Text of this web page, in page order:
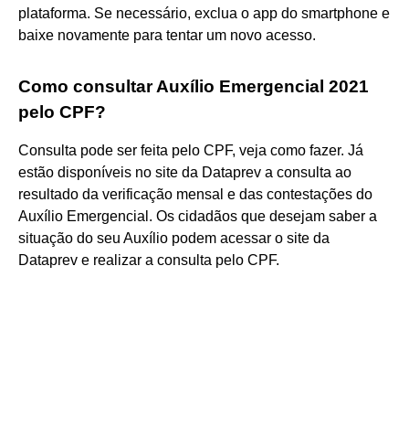
plataforma. Se necessário, exclua o app do smartphone e
baixe novamente para tentar um novo acesso.
Como consultar Auxílio Emergencial 2021
pelo CPF?
Consulta pode ser feita pelo CPF, veja como fazer. Já
estão disponíveis no site da Dataprev a consulta ao
resultado da verificação mensal e das contestações do
Auxílio Emergencial. Os cidadãos que desejam saber a
situação do seu Auxílio podem acessar o site da
Dataprev e realizar a consulta pelo CPF.